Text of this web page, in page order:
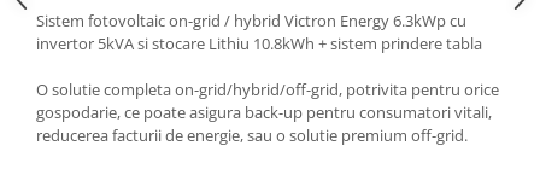
Sistem fotovoltaic on-grid / hybrid Victron Energy 6.3kWp cu
invertor 5kVA si stocare Lithiu 10.8kWh + sistem prindere tabla
O solutie completa on-grid/hybrid/off-grid, potrivita pentru orice
gospodarie, ce poate asigura back-up pentru consumatori vitali,
reducerea facturii de energie, sau o solutie premium off-grid.